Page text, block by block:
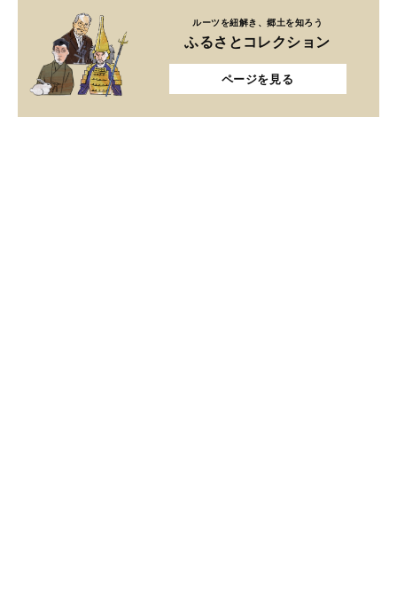
ルーツを紐解き、郷土を知ろう
ふるさとコレクション
ページを見る